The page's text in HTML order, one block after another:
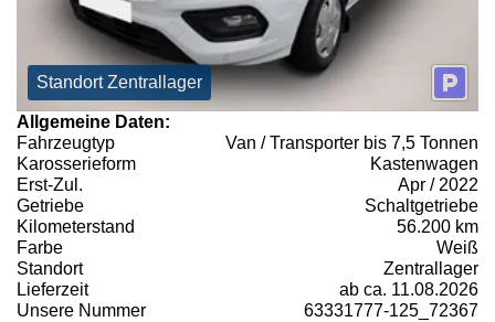
Standort Zentrallager
Allgemeine Daten:
Fahrzeugtyp
Van / Transporter bis 7,5 Tonnen
Karosserieform
Kastenwagen
Erst-Zul.
Apr / 2022
Getriebe
Schaltgetriebe
Kilometerstand
56.200 km
Farbe
Weiß
Standort
Zentrallager
Lieferzeit
ab ca. 11.08.2026
Unsere Nummer
63331777-125_72367